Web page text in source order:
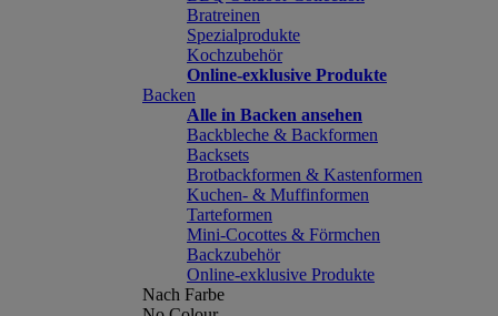
Bratreinen
Spezialprodukte
Kochzubehör
Online-exklusive Produkte
Backen
Alle in Backen ansehen
Backbleche & Backformen
Backsets
Brotbackformen & Kastenformen
Kuchen- & Muffinformen
Tarteformen
Mini-Cocottes & Förmchen
Backzubehör
Online-exklusive Produkte
Nach Farbe